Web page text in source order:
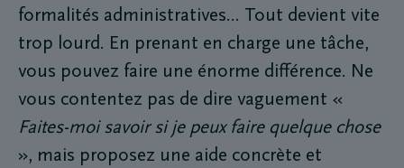
formalités administratives... Tout devient vite
trop lourd. En prenant en charge une tâche,
vous pouvez faire une énorme différence. Ne
vous contentez pas de dire vaguement «
Faites-moi savoir si je peux faire quelque chose
», mais proposez une aide concrète et